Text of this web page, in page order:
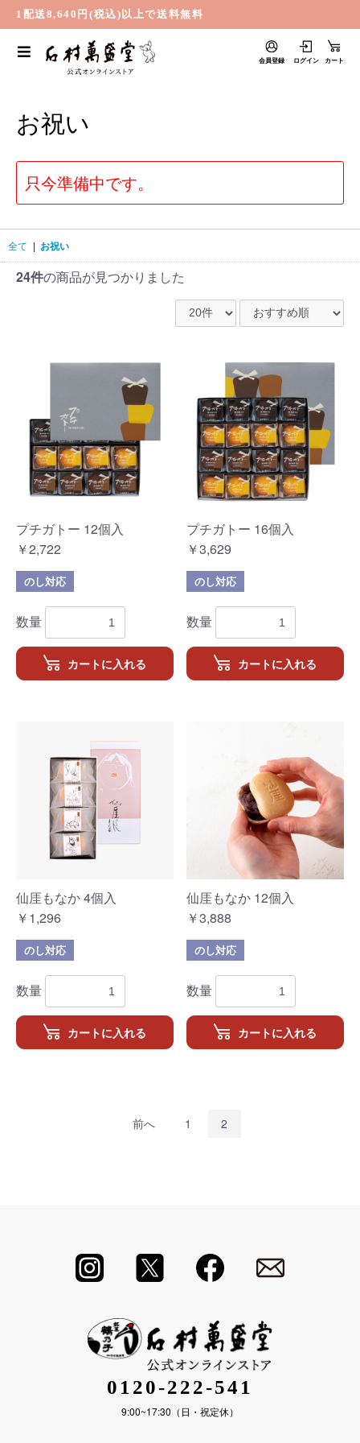
1配送8,640円(税込)以上で送料無料
会員登録 ログイン カート
お祝い
只今準備中です。
全て | お祝い
24件の商品が見つかりました
プチガトー 12個入
￥2,722
のし対応
数量
カートに入れる
プチガトー 16個入
￥3,629
のし対応
数量
カートに入れる
仙厓もなか 4個入
￥1,296
のし対応
数量
カートに入れる
仙厓もなか 12個入
￥3,888
のし対応
数量
カートに入れる
お買い物を続ける カートへ進む
前へ 1 2
0120-222-541
9:00~17:30（日・祝定休）